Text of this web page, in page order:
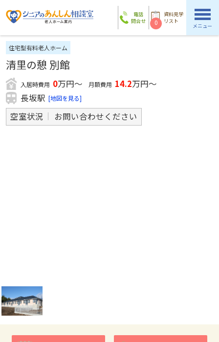
電話
問合せ
資料見学
リスト
0 メニュー
住宅型有料老人ホーム
清里の憩 別館
入居時費用 0万円～ 月額費用 14.2万円～
長坂駅 [地図を見る]
空室状況 お問い合わせください